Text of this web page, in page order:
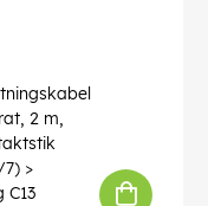
2 m,
7) >